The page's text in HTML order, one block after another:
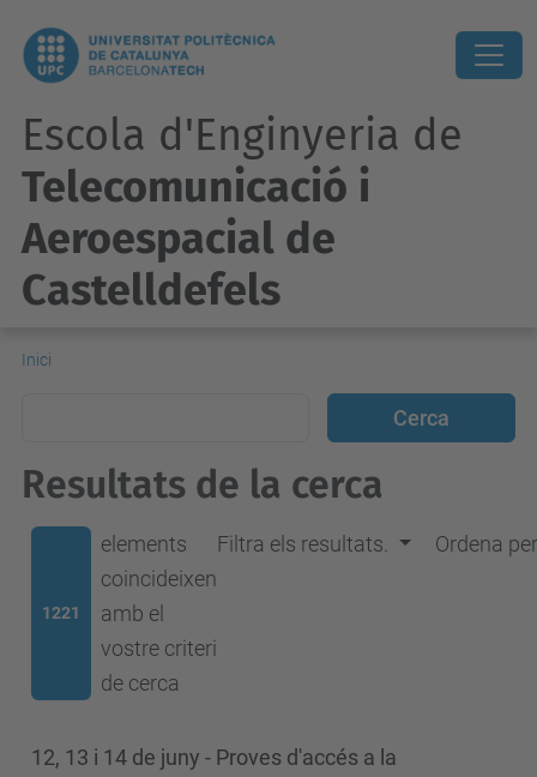
Escola d'Enginyeria de
Telecomunicació i
Aeroespacial de
Castelldefels
Inici
Resultats de la cerca
1221
elements
coincideixen
amb el
vostre criteri
de cerca
Filtra els resultats. Ordena
12, 13 i 14 de juny - Proves d'accés a la